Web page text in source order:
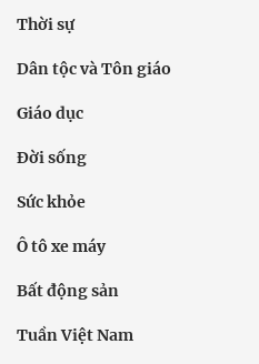
Thời sự
Dân tộc và Tôn giáo
Giáo dục
Đời sống
Sức khỏe
Ô tô xe máy
Bất động sản
Tuần Việt Nam